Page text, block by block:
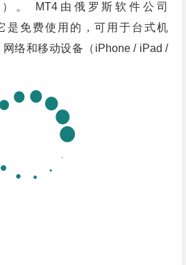
）。 MT4由俄罗斯软件公司
是免费使用的，可用于台式机
网络和移动设备（iPhone / iPad /